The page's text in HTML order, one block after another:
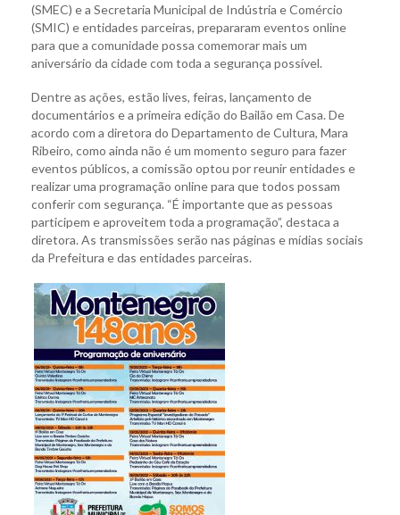
(SMEC) e a Secretaria Municipal de Indústria e Comércio
(SMIC) e entidades parceiras, prepararam eventos online
para que a comunidade possa comemorar mais um
aniversário da cidade com toda a segurança possível.
Dentre as ações, estão lives, feiras, lançamento de
documentários e a primeira edição do Bailão em Casa. De
acordo com a diretora do Departamento de Cultura, Mara
Ribeiro, como ainda não é um momento seguro para fazer
eventos públicos, a comissão optou por reunir entidades e
realizar uma programação online para que todos possam
conferir com segurança. “É importante que as pessoas
participem e aproveitem toda a programação”, destaca a
diretora. As transmissões serão nas páginas e mídias sociais
da Prefeitura e das entidades parceiras.